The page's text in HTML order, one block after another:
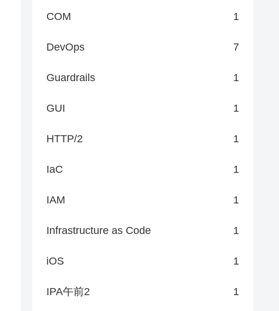
COM 1
DevOps 7
Guardrails 1
GUI 1
HTTP/2 1
IaC 1
IAM 1
Infrastructure as Code 1
iOS 1
IPA午前2 1